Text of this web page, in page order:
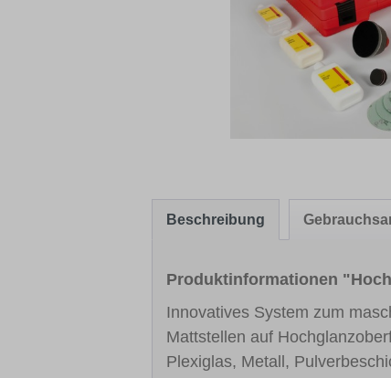
Beschreibung
Produktinformationen
Innovatives System zum
Mattstellen auf
Plexiglas, Metall,